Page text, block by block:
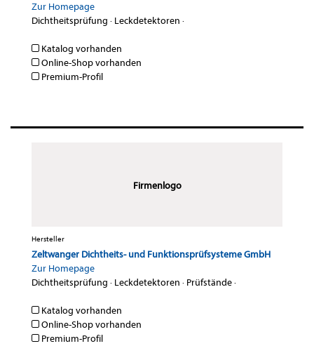
Zur Homepage
Dichtheitsprüfung · Leckdetektoren ·
Katalog vorhanden
Online-Shop vorhanden
Premium-Profil
Firmenlogo
Hersteller
Zeltwanger Dichtheits- und Funktionsprüfsysteme GmbH
Zur Homepage
Dichtheitsprüfung · Leckdetektoren · Prüfstände·
Katalog vorhanden
Online-Shop vorhanden
Premium-Profil